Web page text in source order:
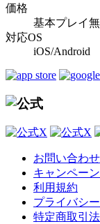
価格
基本プレイ
対応OS
iOS/Android
お問い合わせ
キャンペー
利用規約
プライバシ
特定商取引